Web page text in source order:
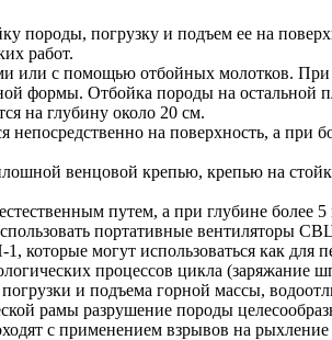
породы, погрузку и подъем ее на
работ.
или с помощью отбойных молотков.
формы. Отбойка породы на остальной
на глубину около 20 см.
на поверхность, а
венцовой крепью, крепью на
путем, а при глубине более
портативные вентиляторы
могут использоваться как для
процессов цикла (заряжание
и подъема горной массы,
рамы разрушение породы
с применением взрывов на